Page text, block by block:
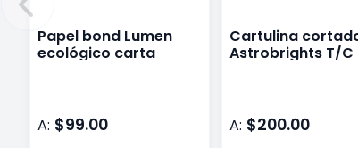
Papel bond Lumen
ecológico carta
A: $99.00
Cartulina
Astrobrights T/C
A: $200.00